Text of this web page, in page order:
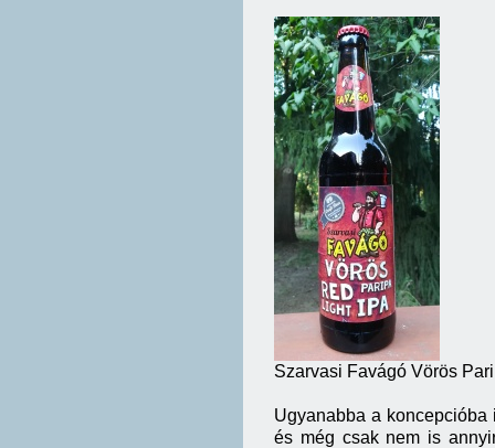
Szarvasi Favágó Vörös
Ugyanabba a
és még csak nem is